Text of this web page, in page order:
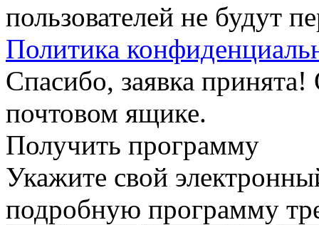
пользователей не будут
Политика
Спасибо, заявка
почтовом ящике.
Получить программу
Укажите свой
подробную программу